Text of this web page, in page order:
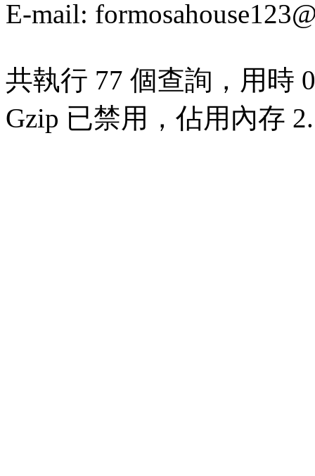
E-mail:
共執行 77 個查詢，用時
Gzip 已禁用，佔用內存